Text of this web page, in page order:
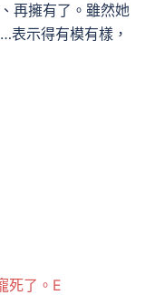
再擁有了。雖然她
表示得有模有樣，
死了。E